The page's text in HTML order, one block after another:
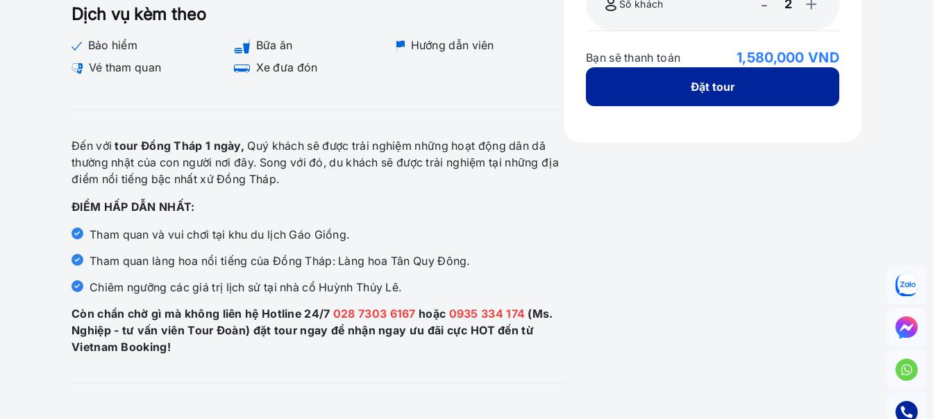
Dịch vụ kèm theo
Bảo hiểm Bữa ăn
Hướng dẫn viên
Vé tham quan
Xe đưa đón
Đến vớitour Đồng Tháp 1 ngày, Quý khách sẽ được trải nghiệm những hoạt động dân dã
thường nhật của con người nơi đây. Song với đó, du khách sẽ được trải nghiệm tại những địa
điểm nổi tiếng bậc nhất xứ Đồng Tháp.
ĐIỂM HẤP DẪN NHẤT:
Tham quan và vui chơi tại khu du lịch Gáo Giồng.
Tham quan làng hoa nổi tiếng của Đồng Tháp: Làng hoa Tân Quy Đông.
Chiêm ngưỡng các giá trị lịch sử tại nhà cổ Huỳnh Thủy Lê.
Còn chần chờ gì mà không liên hệ Hotline 24/7 028 7303 6167 hoặc 0935 334 174 (Ms.
Nghiệp - tư vấn viên Tour Đoàn) đặt tour ngay để nhận ngay ưu đãi cực HOT đến từ
Vietnam Booking!
Số khách
Bạn sẽ thanh toán 1,580,000 VND
Đặt tour